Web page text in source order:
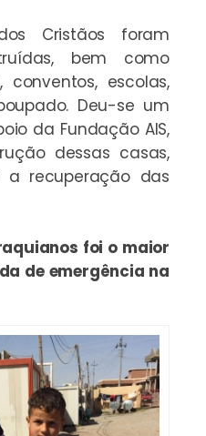
Cristãos foram
bem como
escolas,
Deu-se um
da Fundação AIS,
dessas casas,
a recuperação das
foi o maior
de emergência na